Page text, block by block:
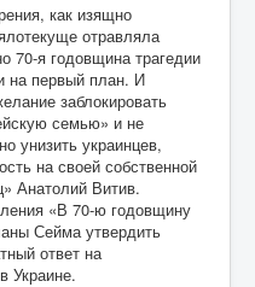
как изящно
отравляла
70-я годовщина трагедии
на первый план. И
заблокировать
семью» и не
унизить украинцев,
на своей собственной
Анатолий Витив.
«В 70-ю годовщину
Сейма утвердить
ответ на
Украине.